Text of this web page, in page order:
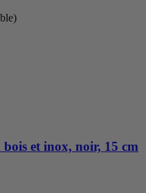
et inox, noir, 15 cm